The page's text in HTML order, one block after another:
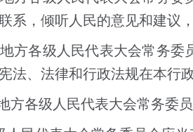
，倾听人民的意见和建议
方各级人民代表大会常务
、法律和行政法规在本行政
各级人民代表大会常务委